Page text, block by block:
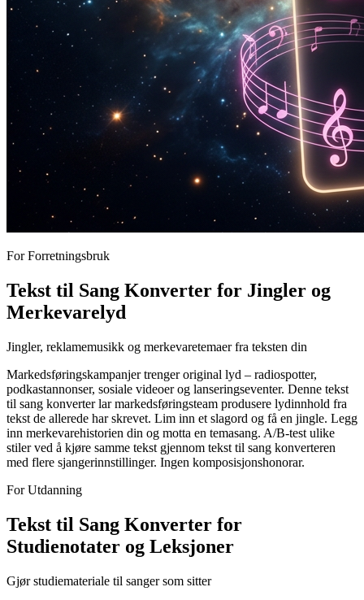
For Forretningsbruk
Tekst til Sang Konverter for Jingler og
Merkevarelyd
Jingler, reklamemusikk og merkevaretemaer fra teksten din
Markedsføringskampanjer trenger original lyd – radiospotter,
podkastannonser, sosiale videoer og lanseringseventer. Denne tekst
til sang konverter lar markedsføringsteam produsere lydinnhold fra
tekst de allerede har skrevet. Lim inn et slagord og få en jingle. Legg
inn merkevarehistorien din og motta en temasang. A/B-test ulike
stiler ved å kjøre samme tekst gjennom tekst til sang konverteren
med flere sjangerinnstillinger. Ingen komposisjonshonorar.
For Utdanning
Tekst til Sang Konverter for
Studienotater og Leksjoner
Gjør studiemateriale til sanger som sitter